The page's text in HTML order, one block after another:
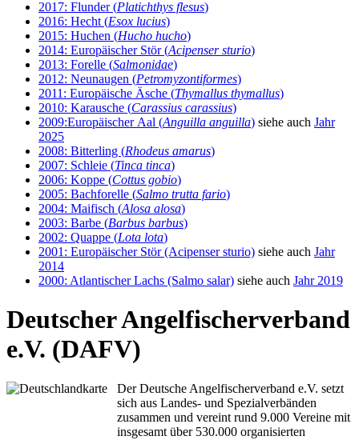
2017: Flunder (Platichthys flesus)
2016: Hecht (Esox lucius)
2015: Huchen (Hucho hucho)
2014: Europäischer Stör (Acipenser sturio)
2013: Forelle (Salmonidae)
2012: Neunaugen (Petromyzontiformes)
2011: Europäische Äsche (Thymallus thymallus)
2010: Karausche (Carassius carassius)
2009:Europäischer Aal (Anguilla anguilla) siehe auch Jahr
2025
2008: Bitterling (Rhodeus amarus)
2007: Schleie (Tinca tinca)
2006: Koppe (Cottus gobio)
2005: Bachforelle (Salmo trutta fario)
2004: Maifisch (Alosa alosa)
2003: Barbe (Barbus barbus)
2002: Quappe (Lota lota)
2001: Europäischer Stör (Acipenser sturio) siehe auch Jahr
2014
2000: Atlantischer Lachs (Salmo salar) siehe auch Jahr 2019
Deutscher Angelfischerverband
e.V. (DAFV)
Der Deutsche Angelfischerverband e.V. setzt
sich aus Landes- und Spezialverbänden
zusammen und vereint rund 9.000 Vereine mit
insgesamt über 530.000 organisierten